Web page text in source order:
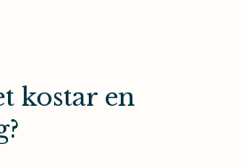
kostar en